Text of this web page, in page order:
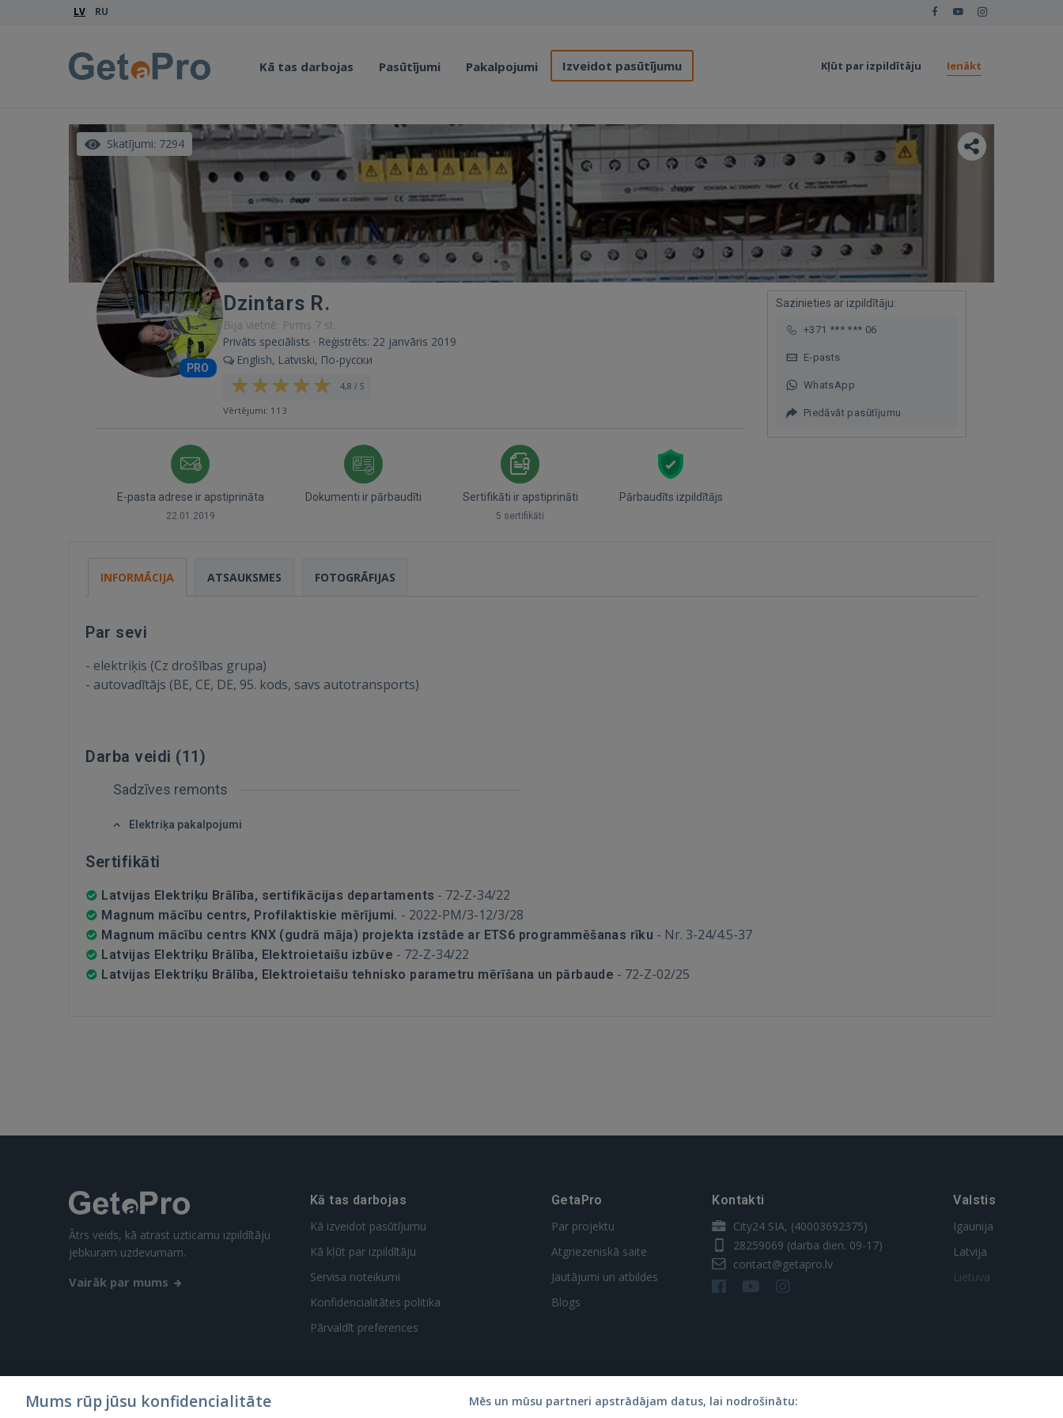
LV RU
Kā tas darbojas Pasūtījumi Pakalpojumi Izveidot pasūtījumu Kļūt par izpildītāju Ienākt
Ienākt
 Sign in with Apple
Vēl neesat reģistrējies?
REĢISTRĀCIJA
Skatījumi: 7294
PRO
Dzintars R.
Bija vietnē: Pirms 7 st.
Privāts speciālists · Reģistrēts: 22 janvāris 2019
English, Latviski, По-русски
4,8 / 5
Vērtējumi: 113
E-pasta adrese ir apstiprināta
22.01.2019
Dokumenti ir pārbaudīti Sertifikāti ir apstiprināti
5 sertifikāti
Pārbaudīts izpildītājs
Sazinieties ar izpildītāju:
+371 *** *** 06
E-pasts
WhatsApp
Piedāvāt pasūtījumu
INFORMĀCIJA ATSAUKSMES FOTOGRĀFIJAS
Par sevi
- elektriķis (Cz drošības grupa)
- autovadītājs (BE, CE, DE, 95. kods, savs autotransports)
Darba veidi (11)
Sadzīves remonts
Elektriķa pakalpojumi
Sertifikāti
Latvijas Elektriķu Brālība, sertifikācijas departaments - 72-Z-34/22
Magnum mācību centrs, Profilaktiskie mērījumi. - 2022-PM/3-12/3/28
Magnum mācību centrs KNX (gudrā māja) projekta izstāde ar ETS6 programmēšanas rīku - Nr. 3-24/4.5-37
Latvijas Elektriķu Brālība, Elektroietaišu izbūve - 72-Z-34/22
Latvijas Elektriķu Brālība, Elektroietaišu tehnisko parametru mērīšana un pārbaude - 72-Z-02/25
Ātrs veids, kā atrast uzticamu izpildītāju
jebkuram uzdevumam.
Vairāk par mums
Kā tas darbojas
Kā izveidot pasūtījumu
Kā kļūt par izpildītāju
Servisa noteikumi
Konfidencialitātes politika
Pārvaldīt preferences
GetaPro
Par projektu
Atgriezeniskā saite
Jautājumi un atbildes
Blogs
Kontakti
City24 SIA, (40003692375)
28259069 (darba dien. 09-17)
contact@getapro.lv
Valstis
Igaunija
Latvija
Lietuva
Mums rūp jūsu konfidencialitāte Mēs un mūsu partneri apstrādājam datus, lai nodrošinātu: